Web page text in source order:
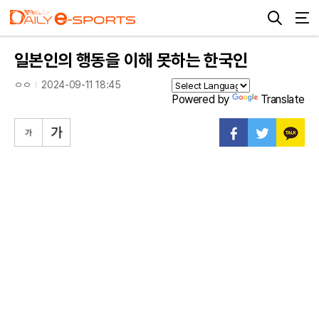
일본인의 행동을 이해 못하는 한국인
ㅇㅇ 2024-09-11 18:45
Powered by Translate